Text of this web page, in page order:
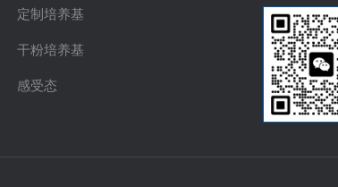
定制培养基
干粉培养基
感受态